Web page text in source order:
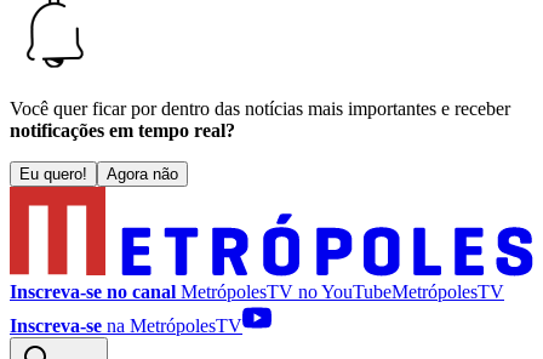
Você quer ficar por dentro das notícias mais importantes e receber
notificações em tempo real?
Eu quero! Agora não
Inscreva-se no canal MetrópolesTV noYouTubeMetrópolesTV
Inscreva-se na MetrópolesTV